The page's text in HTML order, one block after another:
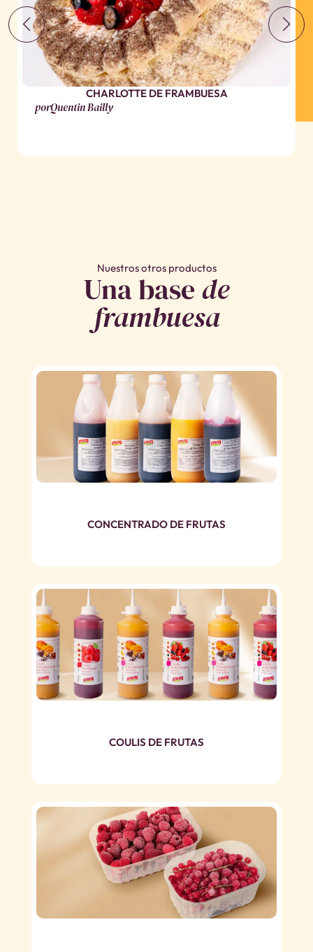
CHARLOTTE DE FRAMBUESA
porQuentin Bailly
Nuestros otros productos
Una base de
frambuesa
CONCENTRADO DE FRUTAS
COULIS DE FRUTAS